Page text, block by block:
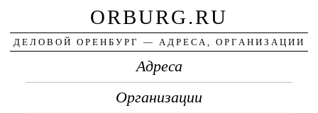
ORBURG.RU
ДЕЛОВОЙ ОРЕНБУРГ — АДРЕСА, ОРГАНИЗАЦИИ
Адреса
Организации